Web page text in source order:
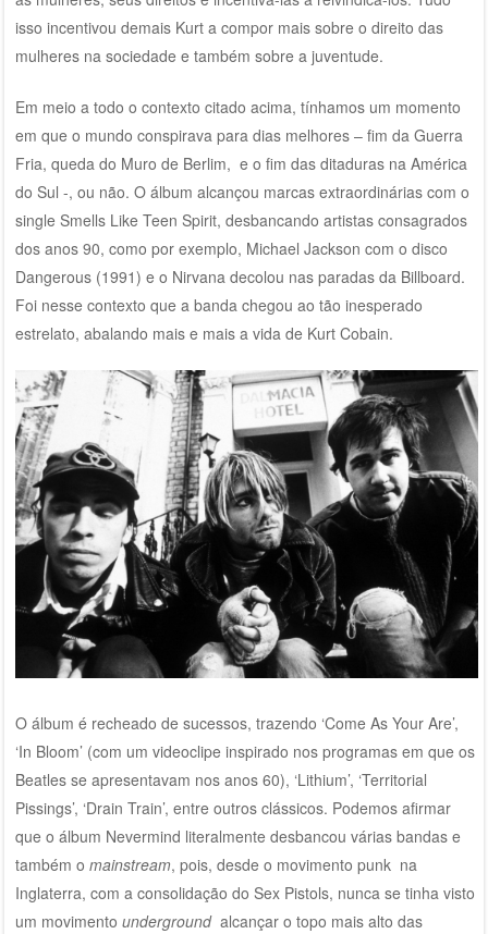
isso incentivou demais Kurt a compor mais sobre o direito das
mulheres na sociedade e também sobre a juventude.
Em meio a todo o contexto citado acima, tínhamos um momento
em que o mundo conspirava para dias melhores – fim da Guerra
Fria, queda do Muro de Berlim, e o fim das ditaduras na América
do Sul -, ou não. O álbum alcançou marcas extraordinárias com o
single Smells Like Teen Spirit, desbancando artistas consagrados
dos anos 90, como por exemplo, Michael Jackson com o disco
Dangerous (1991) e o Nirvana decolou nas paradas da Billboard.
Foi nesse contexto que a banda chegou ao tão inesperado
estrelato, abalando mais e mais a vida de Kurt Cobain.
O álbum é recheado de sucessos, trazendo ‘Come As Your Are’,
‘In Bloom’ (com um videoclipe inspirado nos programas em que os
Beatles se apresentavam nos anos 60), ‘Lithium’, ‘Territorial
Pissings’, ‘Drain Train’, entre outros clássicos. Podemos afirmar
que o álbum Nevermind literalmente desbancou várias bandas e
também o mainstream, pois, desde o movimento punk na
Inglaterra, com a consolidação do Sex Pistols, nunca se tinha visto
um movimento underground alcançar o topo mais alto das